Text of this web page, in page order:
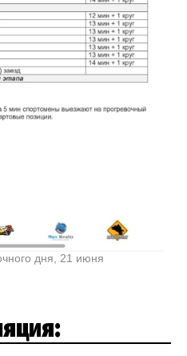
дня, 21 июня